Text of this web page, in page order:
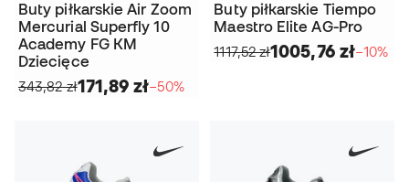
Buty piłkarskie Air Zoom
Mercurial Superfly 10
Academy FG KM
Dziecięce
343,82 zł171,89 zł−50%
Buty piłkarskie Tiempo
Maestro Elite AG-Pro
1117,52 zł1005,76 zł−10%